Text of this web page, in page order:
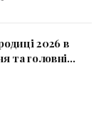
2026 в
та головні